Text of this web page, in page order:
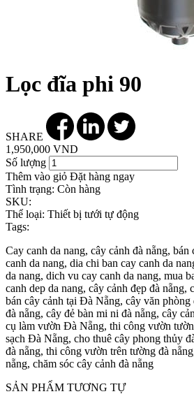
Lọc đĩa phi 90
SHARE
1,950,000 VND
Số lượng
Thêm vào giỏ Đặt hàng ngay
Tình trạng: Còn hàng
SKU:
Thể loại: Thiết bị tưới tự động
Tags:
Cay canh da nang, cây cảnh đà nẵng, bán
canh da nang, dia chi ban cay canh da
da nang, dich vu cay canh da nang, mua
canh dep da nang, cây cảnh đẹp đà nẵng,
bán cây cảnh tại Đà Nẵng, cây văn
đà nẵng, cây đẻ bàn mi ni đà nẵng, cây
cụ làm vườn Đà Nẵng, thi công vườn
sạch Đà Nẵng, cho thuê cây phong thủy
đà nẵng, thi công vườn trên tường đà
nẵng, chăm sóc cây cảnh đà nẵng
SẢN PHẨM TƯƠNG TỰ